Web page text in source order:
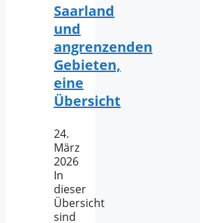
Saarland
und
angrenzenden
Gebieten,
eine
Übersicht
24.
März
2026
In
dieser
Übersicht
sind